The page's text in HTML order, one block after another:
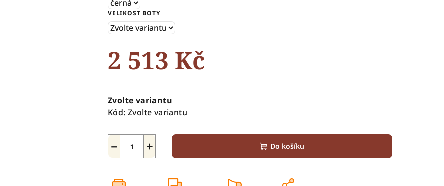
5
hvězdiček.
VELIKOST BOTY
2 513 Kč
cena:
Zvolte variantu
Kód: Zvolte variantu
+
− Do košíku